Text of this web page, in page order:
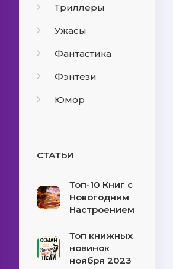
Триллеры
Ужасы
Фантастика
Фэнтези
Юмор
СТАТЬИ
Топ-10 Книг с
Новогодним
Настроением
Топ книжных
новинок
ноября 2023